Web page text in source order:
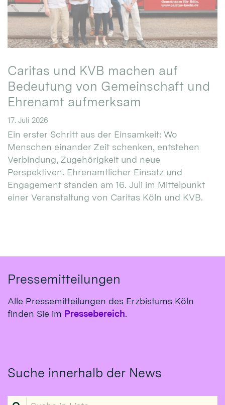
Caritas und KVB machen auf
Bedeutung von Gemeinschaft und
Ehrenamt aufmerksam
17. Juli 2026
Ein erster Schritt aus der Einsamkeit: Wo
Menschen einander Zeit schenken, entstehen
Verbindung, Zugehörigkeit und neue
Perspektiven. Ehrenamtlicher Einsatz und
Engagement standen am 16. Juli im Mittelpunkt
einer Veranstaltung von Caritas Köln und KVB.
Pressemitteilungen
Alle Pressemitteilungen des Erzbistums Köln
finden Sie im Pressebereich.
Suche innerhalb der News
Suche in Liste